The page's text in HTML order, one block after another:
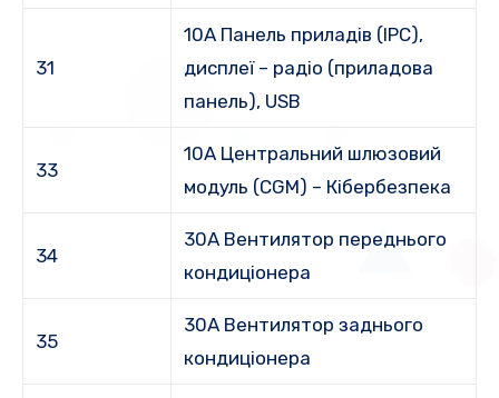
31
10A Панель приладів (IPC),
дисплеї – радіо (приладова
панель), USB
33
10A Центральний шлюзовий
модуль (CGM) – Кібербезпека
34
30A Вентилятор переднього
кондиціонера
35
30A Вентилятор заднього
кондиціонера